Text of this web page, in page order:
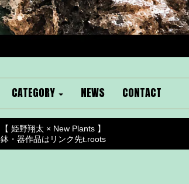
CATEGORY NEWS CONTACT
【 姫野翔太 × New Plants 】
鉢・器作品はリンク先t.roots